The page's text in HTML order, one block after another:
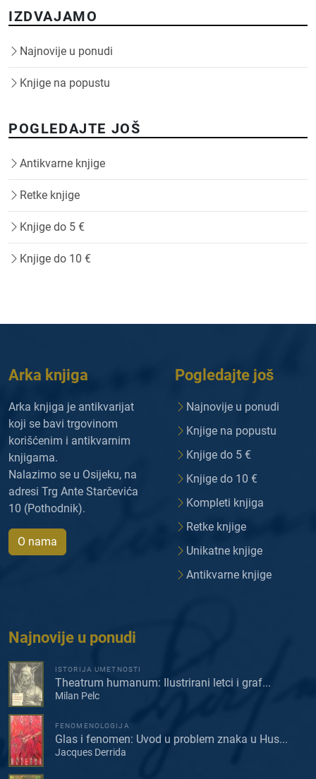
IZDVAJAMO
Najnovije u ponudi
Knjige na popustu
POGLEDAJTE JOŠ
Antikvarne knjige
Retke knjige
Knjige do 5 €
Knjige do 10 €
Arka knjiga
Arka knjiga je antikvarijat
koji se bavi trgovinom
korišćenim i antikvarnim
knjigama.
Nalazimo se u Osijeku, na
adresi Trg Ante Starčevića
10 (Pothodnik).
O nama
Pogledajte još
Najnovije u ponudi
Knjige na popustu
Knjige do 5 €
Knjige do 10 €
Kompleti knjiga
Retke knjige
Unikatne knjige
Antikvarne knjige
Najnovije u ponudi
ISTORIJA UMETNOSTI
Theatrum humanum: Ilustrirani letci i graf...
Milan Pelc
FENOMENOLOGIJA
Glas i fenomen: Uvod u problem znaka u Hus...
Jacques Derrida